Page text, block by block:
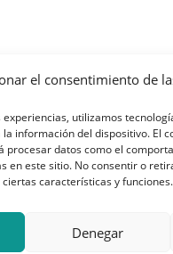
el consentimiento de
utilizamos
información del dispositivo. El
procesar datos como el
en este sitio. No consentir o
características y funciones.
Denegar